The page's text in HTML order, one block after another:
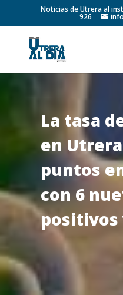
Noticias de Utrera al
926
La tasa
en
puntos
con 6
positivos